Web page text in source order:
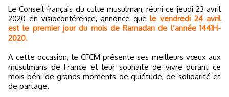
Le Conseil français du culte musulman, réuni ce jeudi 23 avril
2020 en visioconférence, annonce quele vendredi 24 avril
est le premier jour du mois de Ramadan de l’année 1441H-
2020.
A cette occasion, le CFCM présente ses meilleurs vœux aux
musulmans de France et leur souhaite de vivre durant ce
mois béni de grands moments de quiétude, de solidarité et
de partage.